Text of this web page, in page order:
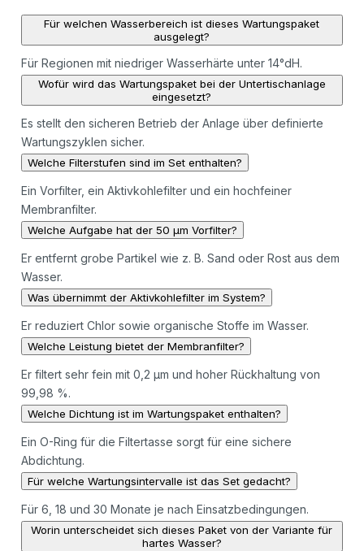
Für welchen Wasserbereich ist dieses Wartungspaket
ausgelegt?
Für Regionen mit niedriger Wasserhärte unter 14°dH.
Wofür wird das Wartungspaket bei der Untertischanlage
eingesetzt?
Es stellt den sicheren Betrieb der Anlage über definierte
Wartungszyklen sicher.
Welche Filterstufen sind im Set enthalten?
Ein Vorfilter, ein Aktivkohlefilter und ein hochfeiner
Membranfilter.
Welche Aufgabe hat der 50 µm Vorfilter?
Er entfernt grobe Partikel wie z. B. Sand oder Rost aus dem
Wasser.
Was übernimmt der Aktivkohlefilter im System?
Er reduziert Chlor sowie organische Stoffe im Wasser.
Welche Leistung bietet der Membranfilter?
Er filtert sehr fein mit 0,2 µm und hoher Rückhaltung von
99,98 %.
Welche Dichtung ist im Wartungspaket enthalten?
Ein O-Ring für die Filtertasse sorgt für eine sichere
Abdichtung.
Für welche Wartungsintervalle ist das Set gedacht?
Für 6, 18 und 30 Monate je nach Einsatzbedingungen.
Worin unterscheidet sich dieses Paket von der Variante für
hartes Wasser?